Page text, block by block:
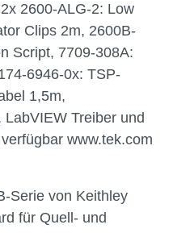
2600-ALG-2: Low
Clips 2m, 2600B-
Script, 7709-308A:
6946-0x: TSP-
1,5m,
Treiber und
www.tek.com
Serie von Keithley
für Quell- und